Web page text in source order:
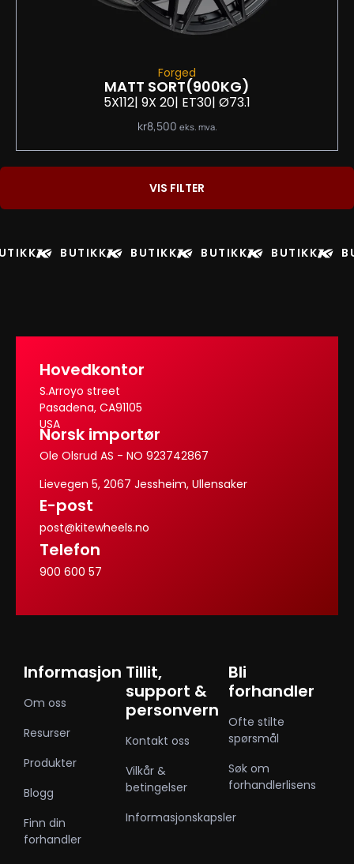
Forged
MATT SORT(900KG)
5X112| 9X 20| ET30| Ø73.1
kr8,500 eks. mva.
VIS FILTER
BUTIKK BUTIKK BUTIKK BUTIKK
Hovedkontor
S.Arroyo street
Pasadena, CA91105
USA
Norsk importør
Ole Olsrud AS - NO 923742867
Lievegen 5, 2067 Jessheim, Ullensaker
E-post
post@kitewheels.no
Telefon
900 600 57
Informasjon
Om oss
Resurser
Produkter
Blogg
Finn din
forhandler
Tillit,
support &
personvern
Kontakt oss
Vilkår &
betingelser
Informasjonskapsler
Bli
forhandler
Ofte stilte
spørsmål
Søk om
forhandlerlisens